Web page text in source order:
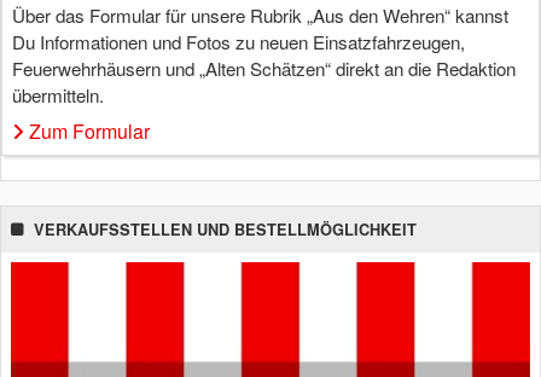
Über das Formular für unsere Rubrik „Aus den Wehren“ kannst
Du Informationen und Fotos zu neuen Einsatzfahrzeugen,
Feuerwehrhäusern und „Alten Schätzen“ direkt an die Redaktion
übermitteln.
Zum Formular
VERKAUFSSTELLEN UND BESTELLMÖGLICHKEIT